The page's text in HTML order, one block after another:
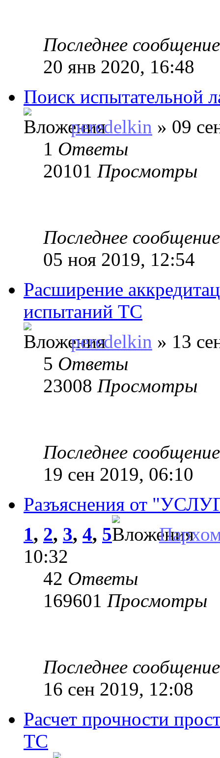
Последнее
20 янв 2020, 16:48
Поиск испытательной
peredelkin » 09
1 Ответы
20101 Просмотры
Последнее
05 ноя 2019, 12:54
Расширение
испытаний ТС
peredelkin » 13
5 Ответы
23008 Просмотры
Последнее
19 сен 2019, 06:10
Разъяснения от
1, 2, 3, 4, 5
10:32
42 Ответы
169601 Просмотры
Последнее
16 сен 2019, 12:08
Расчет прочности
ТС